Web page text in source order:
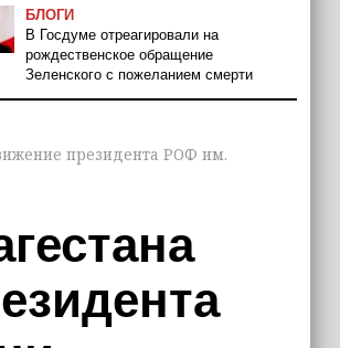
БЛОГИ
В Госдуме отреагировали на
рождественское обращение
Зеленского с пожеланием смерти
президента РОФ им.